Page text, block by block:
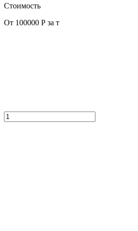
Стоимость
От 100000 Р за т